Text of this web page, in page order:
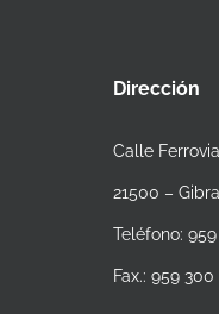
Dirección
Calle
21500 –
Teléfono:
Fax.: 959